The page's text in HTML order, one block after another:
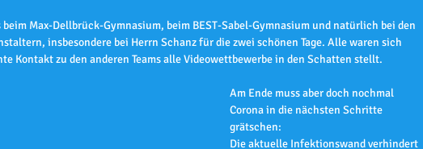
Max-Dellbrück-Gymnasium, beim BEST-Sabel-Gymnasium und natürlich bei den
insbesondere bei Herrn Schanz für die zwei schönen Tage. Alle waren sich
Kontakt zu den anderen Teams alle Videowettbewerbe in den Schatten stellt.
Am Ende muss aber doch nochmal
Corona in die nächsten Schritte
grätschen:
Die aktuelle Infektionswand verhindert